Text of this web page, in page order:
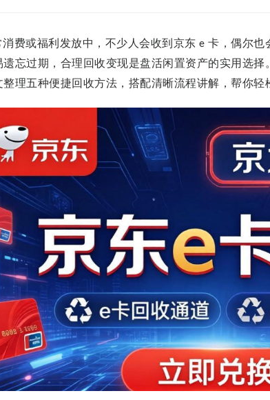
消费或福利发放中，不少人会收到京东 e 卡，偶尔也
遗忘过期，合理回收变现是盘活闲置资产的实用选择。
整理五种便捷回收方法，搭配清晰流程讲解，帮你轻